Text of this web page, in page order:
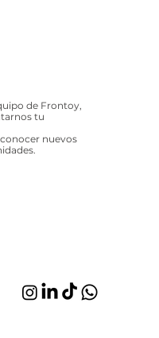
de Frontoy,
tu
nuevos